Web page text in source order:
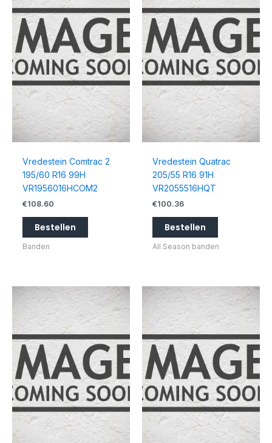
Vredestein Comtrac 2
195/60 R16 99H
VR1956016HCOM2
€108.60
Bestellen
Banden
Vredestein Quatrac
205/55 R16 91H
VR2055516HQT
€100.36
Bestellen
All Season banden